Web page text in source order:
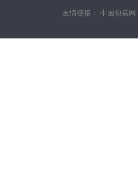
友情链接： 中国包装网